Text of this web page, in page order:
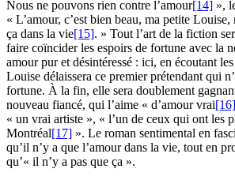
Nous ne pouvons rien contre l’amour[14] »,
« L’amour, c’est bien beau, ma petite Louise,
ça dans la vie[15]. » Tout l’art de la fiction
faire coïncider les espoirs de fortune avec la
amour pur et désintéressé : ici, en écoutant
Louise délaissera ce premier prétendant qui
fortune. À la fin, elle sera doublement
nouveau fiancé, qui l’aime « d’amour vrai[16]
« un vrai artiste », « l’un de ceux qui ont les
Montréal[17] ». Le roman sentimental en
qu’il n’y a que l’amour dans la vie, tout en
qu’« il n’y a pas que ça ».